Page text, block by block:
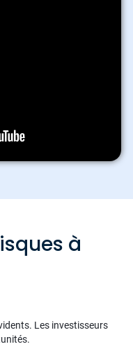
à
Les investisseurs